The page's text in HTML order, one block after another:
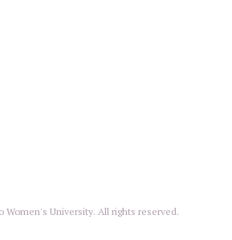
Women's University. All rights reserved.